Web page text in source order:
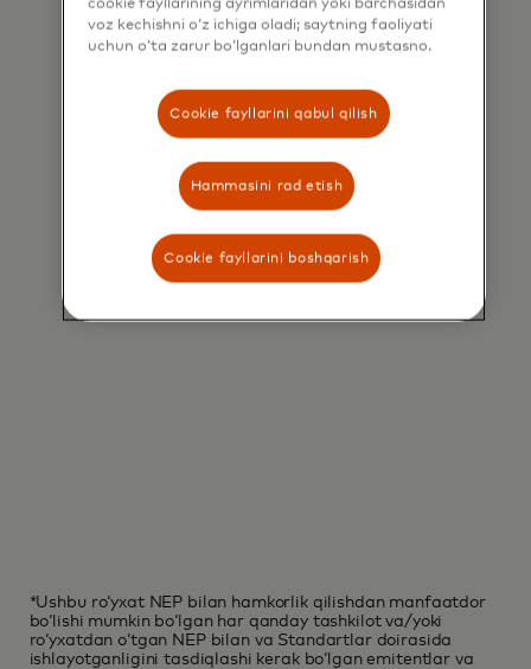
*Ushbu roʻyxat NEP bilan hamkorlik qilishdan manfaatdor
boʻlishi mumkin boʻlgan har qanday tashkilot va/yoki
roʻyxatdan oʻtgan NEP bilan va Standartlar doirasida
ishlayotganligini tasdiqlashi kerak boʻlgan emitentlar va
cookie fayllarining ayrimlaridan yoki barchasidan
voz kechishni o‘z ichiga oladi; saytning faoliyati
uchun o‘ta zarur bo‘lganlari bundan mustasno.
Cookie fayllarini qabul qilish
Hammasini rad etish
Cookie fayllarini boshqarish